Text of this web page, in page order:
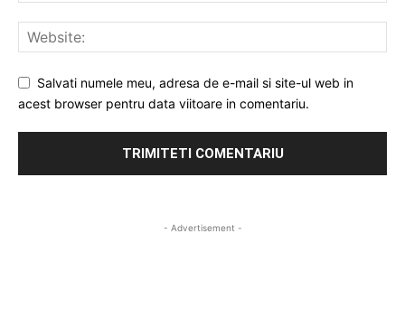
Salvati numele meu, adresa de e-mail si site-ul web in
acest browser pentru data viitoare in comentariu.
- Advertisement -